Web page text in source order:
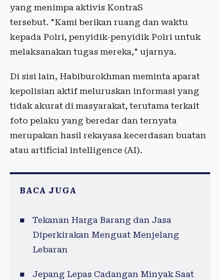
yang menimpa aktivis KontraS
tersebut. "Kami berikan ruang dan waktu
kepada Polri, penyidik-penyidik Polri untuk
melaksanakan tugas mereka," ujarnya.
Di sisi lain, Habiburokhman meminta aparat
kepolisian aktif meluruskan informasi yang
tidak akurat di masyarakat, terutama terkait
foto pelaku yang beredar dan ternyata
merupakan hasil rekayasa kecerdasan buatan
atau artificial intelligence (AI).
BACA JUGA
Tekanan Harga Barang dan Jasa
Diperkirakan Menguat Menjelang
Lebaran
Jepang Lepas Cadangan Minyak Saat